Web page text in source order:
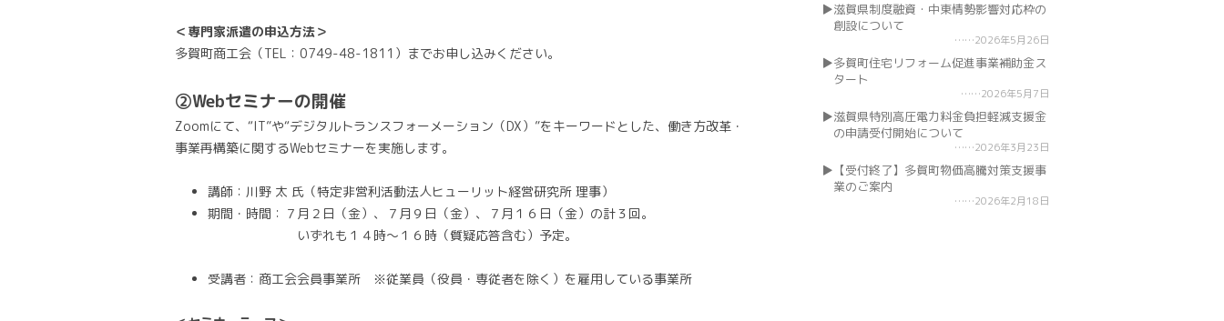
＜専門家派遣の申込方法＞
多賀町商工会（TEL：0749-48-1811）までお申し込みください。
②Webセミナーの開催
Zoomにて、“IT”や“デジタルトランスフォーメーション（DX）”をキーワードとした、働き方改革・
事業再構築に関するWebセミナーを実施します。
講師：川野 太 氏（特定非営利活動法人ヒューリット経営研究所 理事）
期間・時間：７月２日（金）、７月９日（金）、７月１６日（金）の計３回。
いずれも１４時～１６時（質疑応答含む）予定。
受講者：商工会会員事業所 ※従業員（役員・専従者を除く）を雇用している事業所
滋賀県制度融資・中東情勢影響対応枠の
創設について
2026年5月26日
多賀町住宅リフォーム促進事業補助金ス
タート
2026年5月7日
滋賀県特別高圧電力料金負担軽減支援金
の申請受付開始について
2026年3月23日
【受付終了】多賀町物価高騰対策支援事
業のご案内
2026年2月18日